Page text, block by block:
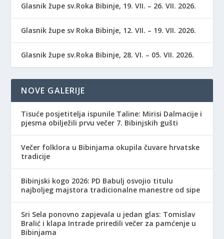
Glasnik župe sv.Roka Bibinje, 19. VII. – 26. VII. 2026.
Glasnik župe sv Roka Bibinje, 12. VII. – 19. VII. 2026.
Glasnik župe sv.Roka Bibinje, 28. VI. – 05. VII. 2026.
NOVE GALERIJE
Tisuće posjetitelja ispunile Taline: Mirisi Dalmacije i
pjesma obilježili prvu večer 7. Bibinjskih gušti
Večer folklora u Bibinjama okupila čuvare hrvatske
tradicije
Bibinjski kogo 2026: PD Babulj osvojio titulu
najboljeg majstora tradicionalne manestre od sipe
Sri Sela ponovno zapjevala u jedan glas: Tomislav
Bralić i klapa Intrade priredili večer za pamćenje u
Bibinjama